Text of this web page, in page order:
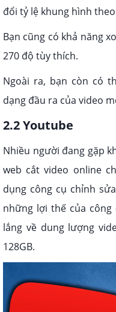
đổi tỷ lệ khung hình
Bạn cũng có khả năng
270 độ tùy thích.
Ngoài ra, bạn còn có
dạng đầu ra của video
2.2 Youtube
Nhiều người đang gặp
web cắt video online
dụng công cụ chỉnh
những lợi thế của
lắng về dung lượng
128GB.